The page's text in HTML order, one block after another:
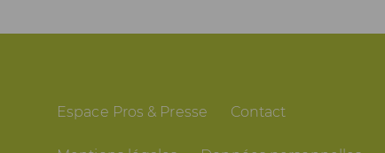
Espace Pros & Presse Contact